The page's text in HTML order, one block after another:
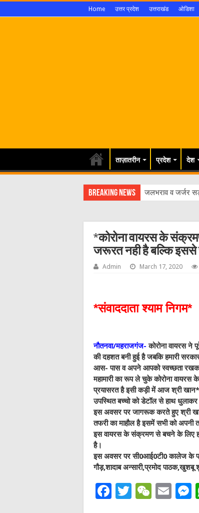
Home उत्तर प्रदेश उत्तराखंड ओडिशा
ताज़ातरीन प्रदेश देश
Breaking News जलभराव व जर्जर
*कोरोना वायरस के
जरूरत नही है बल्कि
Admin March 17, 2020
*संवाददाता श्याम निगम*
नौतनवा/महराजगंज-कोरोना वायरस ने
की दहशत बनी हुई है जबकि हमारी
आस- पास व अपने आपको स्वच्छता
महामारी का रूप ले चुके कोरोना
प्रयासरत है इसी कड़ी में आज श्री
उपस्थित बच्चो को डेटॉल से हाथ धुलाकर
इस अवसर पर जागरूक करते हुए श्री
तफरी का माहौल है इसमें सभी को अपनी
इस वायरस के संक्रमण से बचने के लिए
है।
इस अवसर पर सी0आई0टी0 कालेज के
गौड़,शादाब अन्सारी,प्रमोद
F
T
W
E